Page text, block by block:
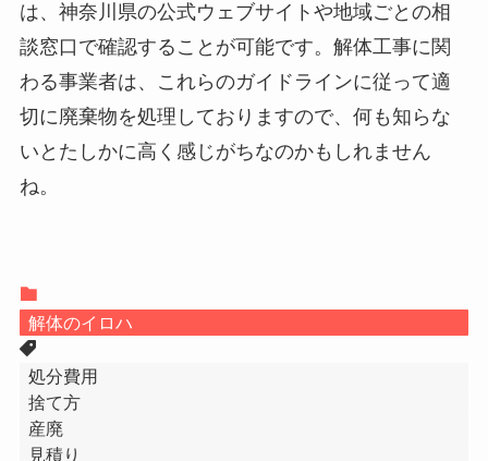
は、神奈川県の公式ウェブサイトや地域ごとの相
談窓口で確認することが可能です。解体工事に関
わる事業者は、これらのガイドラインに従って適
切に廃棄物を処理しておりますので、何も知らな
いとたしかに高く感じがちなのかもしれません
ね。
解体のイロハ
処分費用
捨て方
産廃
見積り